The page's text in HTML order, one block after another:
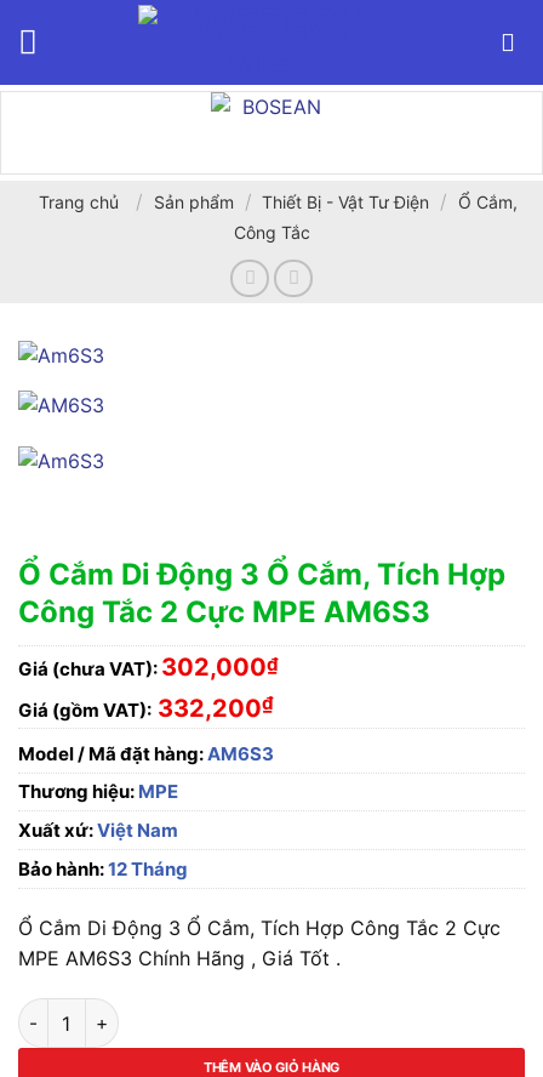
Trang chủ / Sản phẩm / Thiết Bị - Vật Tư Điện /
Ổ Cắm,
Công Tắc
Ổ Cắm Di Động 3 Ổ Cắm, Tích Hợp
Công Tắc 2 Cực MPE AM6S3
Giá (chưa VAT): 302,000₫
Giá (gồm VAT): 332,200₫
Model / Mã đặt hàng:AM6S3
Thương hiệu: MPE
Xuất xứ:Việt Nam
Bảo hành:12 Tháng
Ổ Cắm Di Động 3 Ổ Cắm, Tích Hợp Công Tắc 2 Cực
MPE AM6S3 Chính Hãng , Giá Tốt .
Ổ Cắm Di Động 3 Ổ Cắm, Tích Hợp Công Tắc 2 Cực MPE
THÊM VÀO GIỎ HÀNG